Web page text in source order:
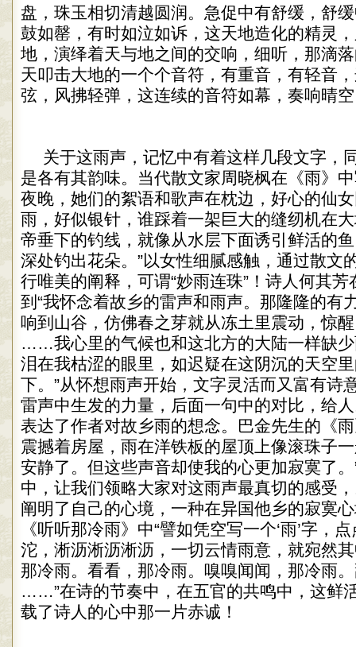
盘，珠玉相切清越圆润。急促中有舒缓，舒
鼓如罄，有时如泣如诉，这天地造化的精灵
地，演绎着天与地之间的交响，细听，那滴
天叩击大地的一个个音符，有重音，有轻音
弦，风拂轻弹，这连续的音符如幕，奏响晴
关于这雨声，记忆中有着这样几段文字，
是各有其韵味。当代散文家周晓枫在《雨》
夜晚，她们的絮语和歌声在枕边，好心的仙
雨，好似银针，谁踩着一架巨大的缝纫机在
帝垂下的钓线，就像从水层下面诱引鲜活的
深处钓出花朵。”以女性细腻感触，通过散文
行唯美的阐释，可谓“妙雨连珠”！诗人何其
到“我怀念着故乡的雷声和雨声。那隆隆的有
响到山谷，仿佛春之芽就从冻土里震动，惊
……我心里的气候也和这北方的大陆一样缺
泪在我枯涩的眼里，如迟疑在这阴沉的天空
下。”从怀想雨声开始，文字灵活而又富有诗
雷声中生发的力量，后面一句中的对比，给
表达了作者对故乡雨的想念。巴金先生的《
震撼着房屋，雨在洋铁板的屋顶上像滚珠子
安静了。但这些声音却使我的心更加寂寞了
中，让我们领略大家对这雨声最真切的感受
阐明了自己的心境，一种在异国他乡的寂寞
《听听那冷雨》中“譬如凭空写一个‘雨’字，
沱，淅沥淅沥淅沥，一切云情雨意，就宛然
那冷雨。看看，那冷雨。嗅嗅闻闻，那冷雨
……”在诗的节奏中，在五官的共鸣中，这鲜
载了诗人的心中那一片赤诚！